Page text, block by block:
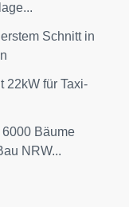
Schnitt in
22kW für Taxi-
Bäume
NRW...